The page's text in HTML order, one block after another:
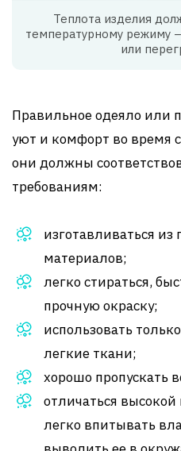
Теплота изделия
температурному режиму
или
Правильное одеяло или
уют и комфорт во время
они должны
требованиям:
изготавливаться
материалов;
легко стираться,
прочную окраску;
использовать
легкие ткани;
хорошо пропускать
отличаться
легко впитывать